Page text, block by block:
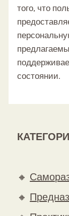
того, что
состоянии.
🔸
🔸